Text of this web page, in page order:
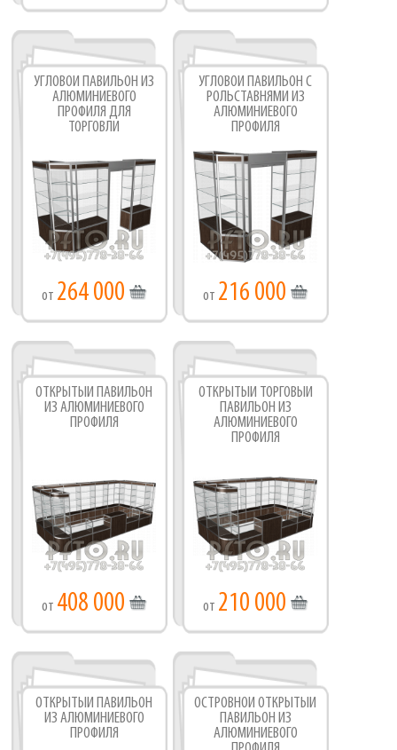
УГЛОВОЙ ПАВИЛЬОН ИЗ
АЛЮМИНИЕВОГО
ПРОФИЛЯ ДЛЯ
ТОРГОВЛИ
от 264 000
УГЛОВОЙ ПАВИЛЬОН С
РОЛЬСТАВНЯМИ ИЗ
АЛЮМИНИЕВОГО
ПРОФИЛЯ
от 216 000
ОТКРЫТЫЙ ПАВИЛЬОН
ИЗ АЛЮМИНИЕВОГО
ПРОФИЛЯ
от 408 000
ОТКРЫТЫЙ ТОРГОВЫЙ
ПАВИЛЬОН ИЗ
АЛЮМИНИЕВОГО
ПРОФИЛЯ
от 210 000
ОТКРЫТЫЙ ПАВИЛЬОН
ИЗ АЛЮМИНИЕВОГО
ПРОФИЛЯ
ОСТРОВНОЙ ОТКРЫТЫЙ
ПАВИЛЬОН ИЗ
АЛЮМИНИЕВОГО